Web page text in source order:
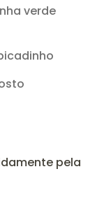
verde
pela